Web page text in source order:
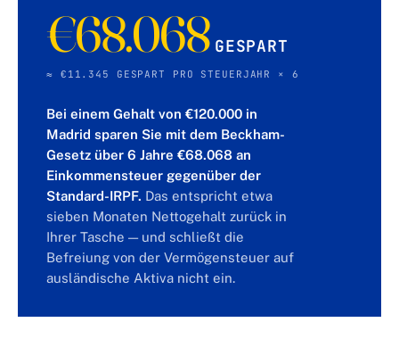
€68.068 GESPART
≈ €11.345 GESPART PRO STEUERJAHR × 6
Bei einem Gehalt von €120.000 in
Madrid sparen Sie mit dem Beckham-
Gesetz über 6 Jahre €68.068 an
Einkommensteuer gegenüber der
Standard-IRPF. Das entspricht etwa
sieben Monaten Nettogehalt zurück in
Ihrer Tasche — und schließt die
Befreiung von der Vermögensteuer auf
ausländische Aktiva nicht ein.